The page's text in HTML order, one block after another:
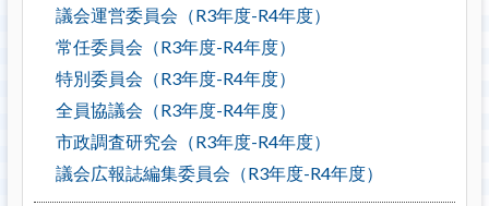
議会運営委員会（R3年度-R4年度）
常任委員会（R3年度-R4年度）
特別委員会（R3年度-R4年度）
全員協議会（R3年度-R4年度）
市政調査研究会（R3年度-R4年度）
議会広報誌編集委員会（R3年度-R4年度）